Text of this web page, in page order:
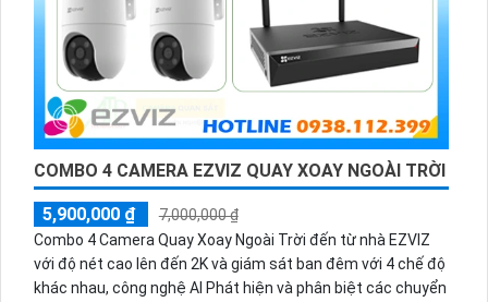
COMBO 4 CAMERA EZVIZ QUAY XOAY NGOÀI TRỜI
5,900,000 ₫
7,000,000 ₫
Combo 4 Camera Quay Xoay Ngoài Trời đến từ nhà EZVIZ
với độ nét cao lên đến 2K và giám sát ban đêm với 4 chế độ
khác nhau, công nghệ AI Phát hiện và phân biệt các chuyển